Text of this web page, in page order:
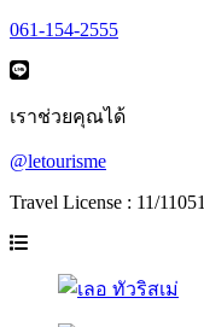
061-154-2555
เราช่วยคุณได้
@letourisme
Travel License : 11/11051